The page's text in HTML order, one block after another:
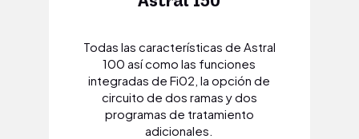
Todas las características de Astral
100 así como las funciones
integradas de Fi02, la opción de
circuito de dos ramas y dos
programas de tratamiento
adicionales.